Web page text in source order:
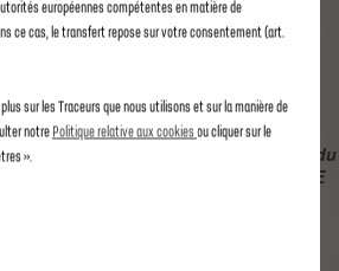
que pour les véhicules commandés
les véhicules commandés à partir du
vous référez aux offres Connect ONE
Connect PLUS.
européennes compétentes en matière de
ce cas, le transfert repose sur votre consentement (art.
sur les Traceurs que nous utilisons et sur la manière de
notre Politique relative aux cookiesou cliquer sur le
».